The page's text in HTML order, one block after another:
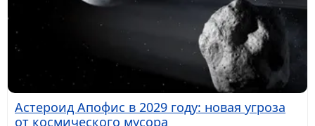
Астероид Апофис в 2029 году: новая угроза
от космического мусора